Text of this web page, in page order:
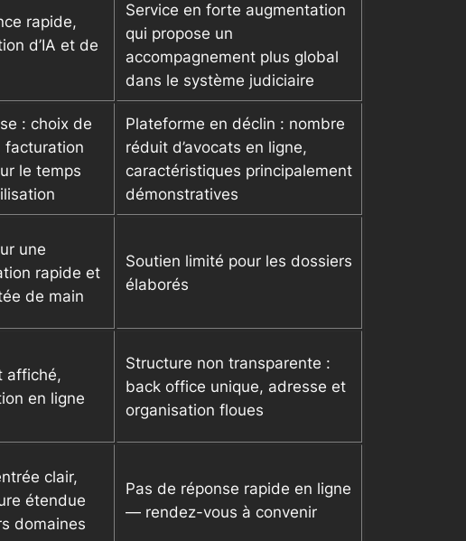
rapide,
d’IA et de
Service en forte augmentation
qui propose un
accompagnement plus global
dans le système judiciaire
: choix de
facturation
le temps
Plateforme en déclin : nombre
réduit d’avocats en ligne,
caractéristiques principalement
démonstratives
une
rapide et
de main
Soutien limité pour les dossiers
élaborés
affiché,
en ligne
Structure non transparente :
back office unique, adresse et
organisation floues
clair,
étendue
domaines
Pas de réponse rapide en ligne
— rendez-vous à convenir